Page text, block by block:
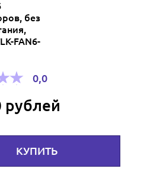
без
FAN6-
0,0
рублей
КУПИТЬ